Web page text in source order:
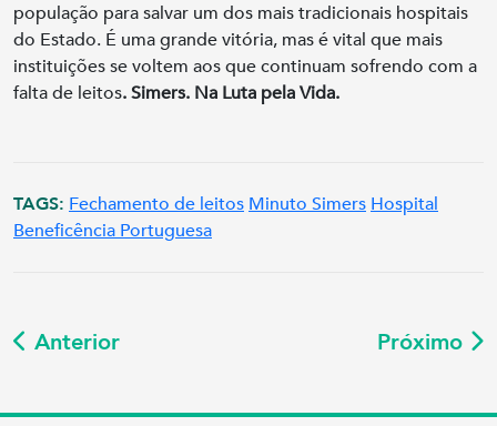
população para salvar um dos mais tradicionais hospitais
do Estado. É uma grande vitória, mas é vital que mais
instituições se voltem aos que continuam sofrendo com a
falta de leitos. Simers. Na Luta pela Vida.
TAGS: Fechamento de leitos Minuto Simers Hospital
Beneficência Portuguesa
Anterior Próximo